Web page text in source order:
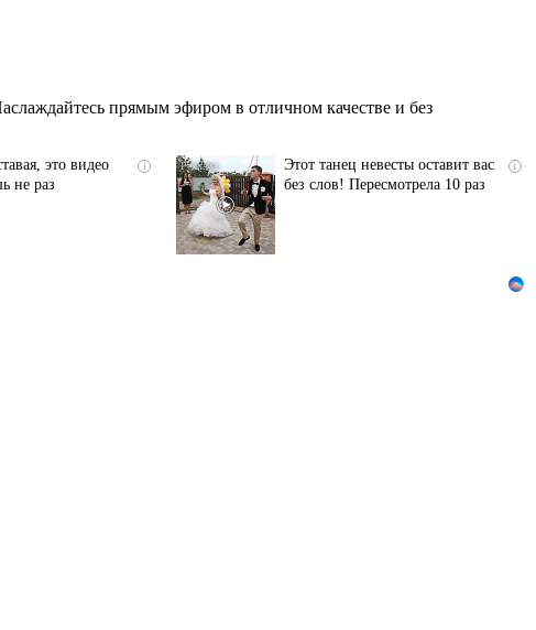
прямым эфиром в отличном качестве и без
i
это видео
не раз
i
Этот танец невесты оставит вас
без слов! Пересмотрела 10 раз